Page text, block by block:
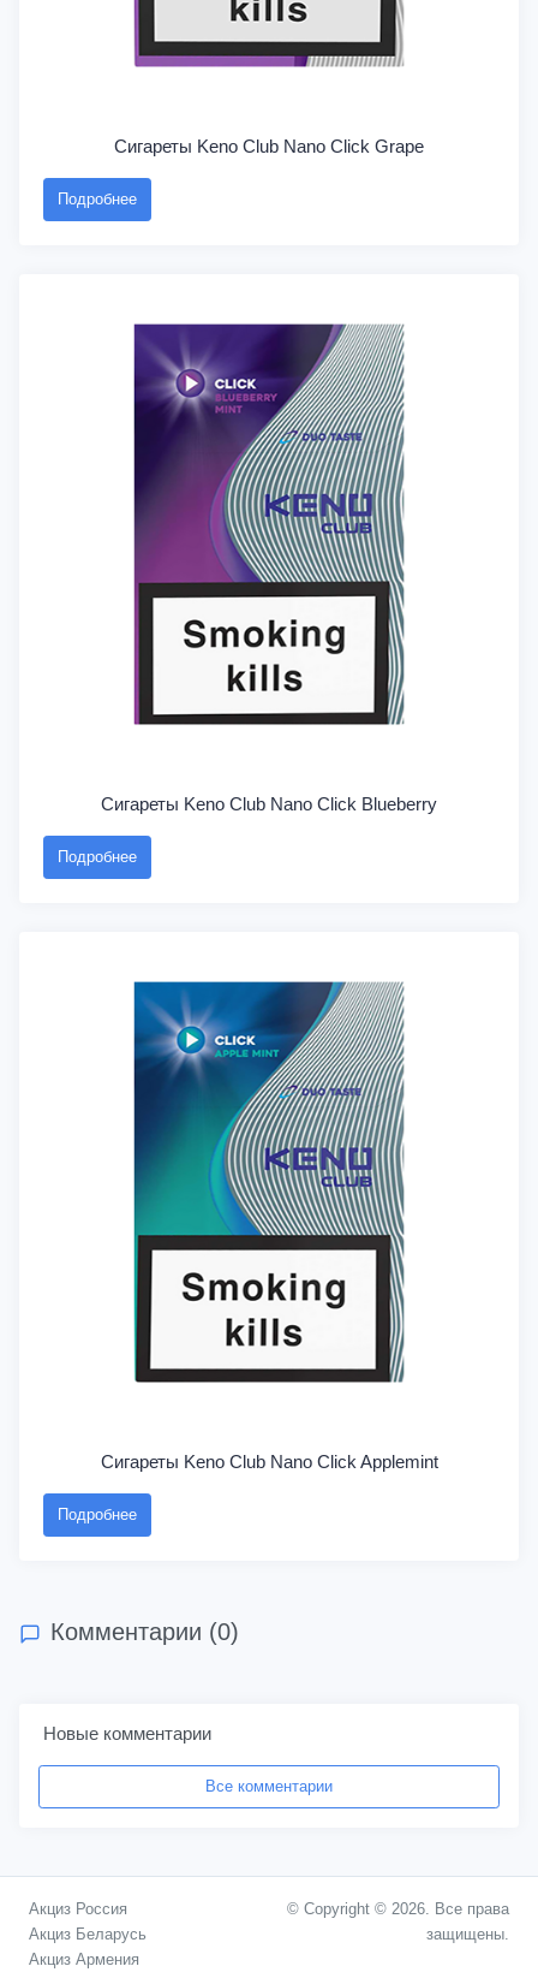
Сигареты Keno Club Nano Click Grape
Подробнее
Сигареты Keno Club Nano Click Blueberry
Подробнее
Сигареты Keno Club Nano Click Applemint
Подробнее
Комментарии (0)
Новые комментарии
Все комментарии
Акциз Россия
Акциз Беларусь
Акциз Армения
© Copyright © 2026. Все права
защищены.